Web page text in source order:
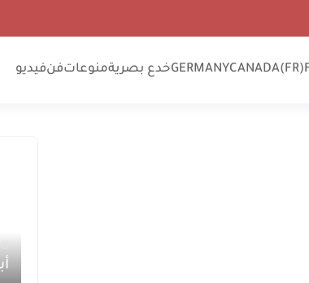
CANADA(FR)
GERMANYخدع بصريةمنوعاتفنفيديو